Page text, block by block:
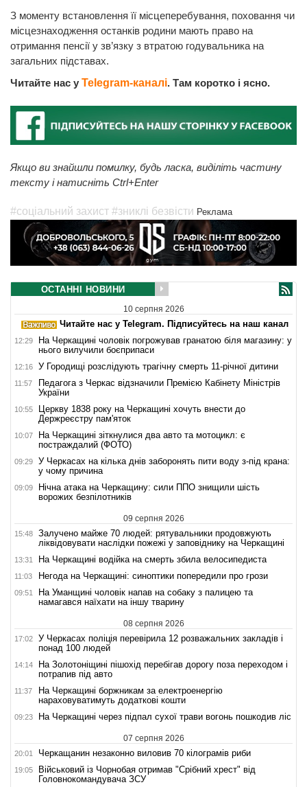
З моменту встановлення її місцеперебування, поховання чи
місцезнаходження останків родини мають право на
отримання пенсії у зв’язку з втратою годувальника на
загальних підставах.
Читайте нас у Telegram-каналі. Там коротко і ясно.
Якщо ви знайшли помилку, будь ласка, виділіть частину
тексту і натисніть Ctrl+Enter
#соціальний захист #зниклі безвісти Реклама
ОСТАННІ НОВИНИ
10 серпня 2026
Читайте нас у Telegram. Підписуйтесь на наш канал
12:29
На Черкащині чоловік погрожував гранатою біля магазину: у
нього вилучили боєприпаси
12:16 У Городищі розслідують трагічну смерть 11-річної дитини
11:57
Педагога з Черкас відзначили Премією Кабінету Міністрів
України
10:55
Церкву 1838 року на Черкащині хочуть внести до
Держреєстру пам'яток
10:07
На Черкащині зіткнулися два авто та мотоцикл: є
постраждалий (ФОТО)
09:29
У Черкасах на кілька днів заборонять пити воду з-під крана:
у чому причина
09:09
Нічна атака на Черкащину: сили ППО знищили шість
ворожих безпілотників
09 серпня 2026
15:48
Залучено майже 70 людей: рятувальники продовжують
ліквідовувати наслідки пожежі у заповіднику на Черкащині
13:31 На Черкащині водійка на смерть збила велосипедиста
11:03 Негода на Черкащині: синоптики попередили про грози
09:51
На Уманщині чоловік напав на собаку з палицею та
намагався наїхати на іншу тварину
08 серпня 2026
17:02
У Черкасах поліція перевірила 12 розважальних закладів і
понад 100 людей
14:14
На Золотоніщині пішохід перебігав дорогу поза переходом і
потрапив під авто
11:37
На Черкащині боржникам за електроенергію
нараховуватимуть додаткові кошти
09:23 На Черкащині через підпал сухої трави вогонь пошкодив ліс
07 серпня 2026
20:01 Черкащанин незаконно виловив 70 кілограмів риби
19:05
Військовий із Чорнобая отримав "Срібний хрест" від
Головнокомандувача ЗСУ